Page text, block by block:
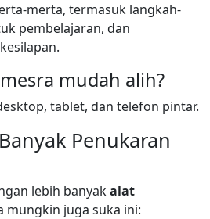
merta, termasuk langkah-
pembelajaran, dan
mudah alih?
tablet, dan telefon pintar.
Penukaran
lebih banyakalat
mungkin juga suka ini: